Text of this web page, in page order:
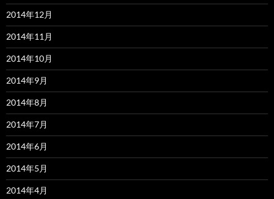
2014年12月
2014年11月
2014年10月
2014年9月
2014年8月
2014年7月
2014年6月
2014年5月
2014年4月